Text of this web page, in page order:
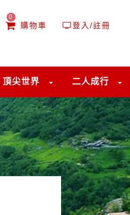
購物車
0
登入/註冊
頂尖世界 二人成行